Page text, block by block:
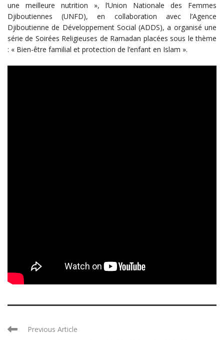
une meilleure nutrition », l’Union Nationale des Femmes
Djiboutiennes (UNFD), en collaboration avec l’Agence
Djiboutienne de Développement Social (ADDS), a organisé une
série de Soirées Religieuses de Ramadan placées sous le thème
: « Bien-être familial et protection de l’enfant en Islam ».
Previous Article